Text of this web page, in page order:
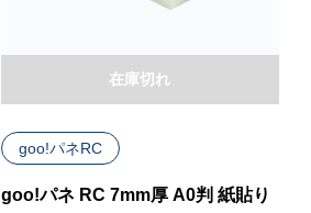
goo!パネRC
goo!パネ RC 7mm厚 A0判 紙貼り
在庫切れ